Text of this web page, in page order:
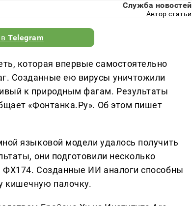
Служба новостей
Автор статьи
вTelegram
которая впервые самостоятельно
Созданные ею вирусы уничтожили
к природным фагам. Результаты
«Фонтанка.Ру». Об этом пишет
языковой модели удалось получить
они подготовили несколько
ФХ174. Созданные ИИ аналоги способны
кишечную палочку.